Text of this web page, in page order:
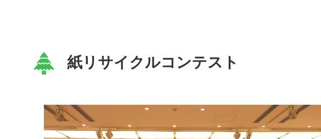
紙リサイクルコンテスト